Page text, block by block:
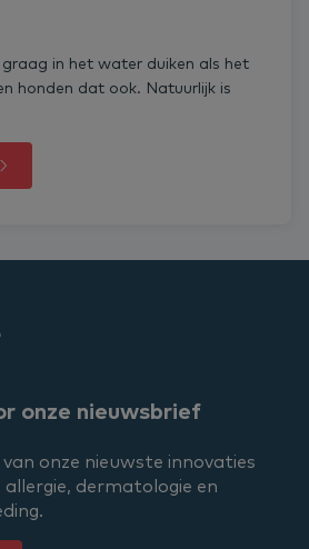
in het water duiken als het
honden dat ook. Natuurlijk is
onze nieuwsbrief
onze nieuwste innovaties
dermatologie en